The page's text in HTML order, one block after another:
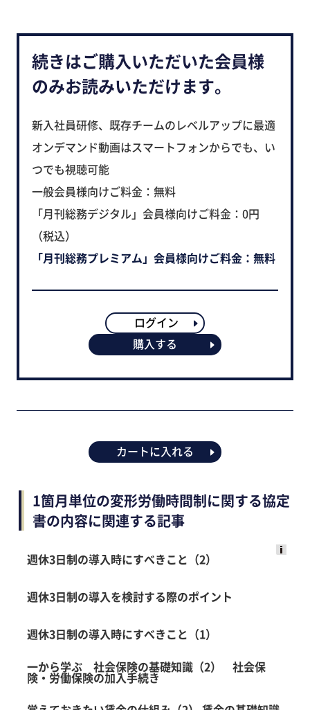
続きはご購入いただいた会員様
のみお読みいただけます。
新入社員研修、既存チームのレベルアップに最適
オンデマンド動画はスマートフォンからでも、い
つでも視聴可能
一般会員様向けご料金：無料
「月刊総務デジタル」会員様向けご料金：0円
（税込）
「月刊総務プレミアム」会員様向けご料金：無料
ログイン
購入する
カートに入れる
1箇月単位の変形労働時間制に関する協定
書の内容に関連する記事
週休3日制の導入時にすべきこと（2）
週休3日制の導入を検討する際のポイント
週休3日制の導入時にすべきこと（1）
一から学ぶ 社会保険の基礎知識（2） 社会保
険・労働保険の加入手続き